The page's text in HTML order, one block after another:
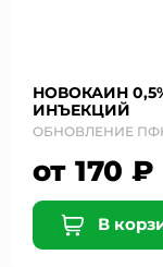
НОВОКАИН
ИНЪЕКЦИЙ
ОБНОВЛЕНИЕ
от 170 ₽
В